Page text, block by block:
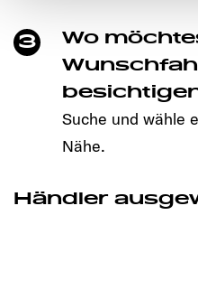
Ermöglichung der
3
Wo
Suche und wähle
Nähe.
Händler